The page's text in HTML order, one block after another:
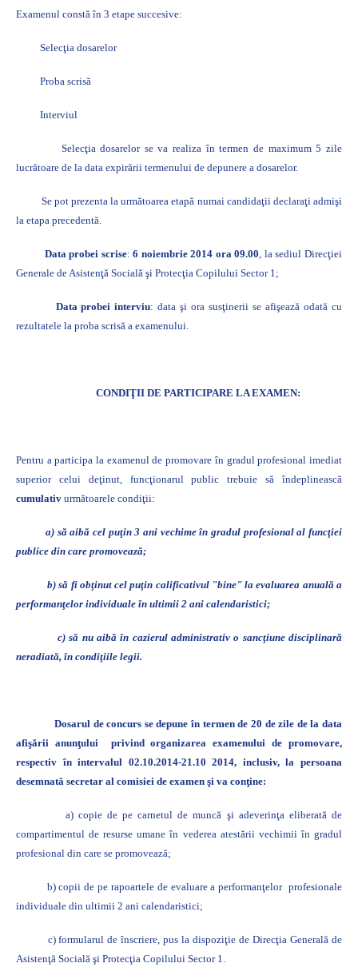
Examenul constă în 3 etape succesive:
Selecţia dosarelor
Proba scrisă
Interviul
Selecţia dosarelor se va realiza în termen de maximum 5 zile
lucrătoare de la data expirării termenului de depunere a dosarelor.
Se pot prezenta la următoarea etapă numai candidaţii declaraţi admişi
la etapa precedentă.
Data probei scrise:6 noiembrie 2014 ora 09.00, la sediul Direcţiei
Generale de Asistenţă Socială şi Protecţia Copilului Sector 1;
Data probei interviu: data şi ora susţinerii se afişează odată cu
rezultatele la proba scrisă a examenului.
CONDIŢII DE PARTICIPARE LA EXAMEN:
Pentru a participa la examenul de promovare în gradul profesional imediat
superior celui deţinut, funcţionarul public trebuie să îndeplinească
cumulativ următoarele condiţii:
a) să aibă cel puţin 3 ani vechime în gradul profesional al funcţiei
publice din care promovează;
b) să fi obţinut cel puţin calificativul "bine" la evaluarea anuală a
performanţelor individuale în ultimii 2 ani calendaristici;
c) să nu aibă în cazierul administrativ o sancţiune disciplinară
neradiată, în condiţiile legii.
Dosarul de concurs se depune în termen de 20 de zile de la data
afişării anunţului
privind organizarea examenului de promovare,
respectiv în intervalul 02.10.2014-21.10 2014, inclusiv, la persoana
desemnată secretar al comisiei de examen şi va conţine:
a) copie de pe carnetul de muncă şi adeverinţa eliberată de
compartimentul de resurse umane în vederea atestării vechimii în gradul
profesional din care se promovează;
b) copii de pe rapoartele de evaluare a performanţelor profesionale
individuale din ultimii 2 ani calendaristici;
c) formularul de înscriere, pus la dispoziţie de Direcţia Generală de
Asistenţă Socială şi Protecţia Copilului Sector 1.